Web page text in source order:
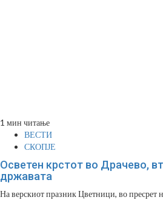
1 мин читање
ВЕСТИ
СКОПЈЕ
Осветен крстот во Драчево,
државата
На верскиот празник Цветници, во пресрет